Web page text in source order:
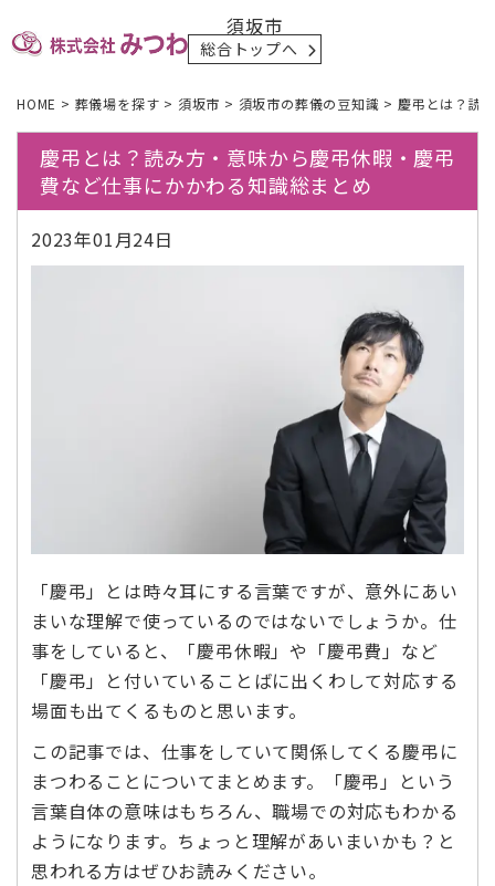
須坂市
総合トップへ
HOME > 葬儀場を探す > 須坂市 > 須坂市の葬儀の豆知識 > 慶弔とは？読
慶弔とは？読み方・意味から慶弔休暇・慶弔
費など仕事にかかわる知識総まとめ
2023年01月24日
「慶弔」とは時々耳にする言葉ですが、意外にあい
まいな理解で使っているのではないでしょうか。仕
事をしていると、「慶弔休暇」や「慶弔費」など
「慶弔」と付いていることばに出くわして対応する
場面も出てくるものと思います。
この記事では、仕事をしていて関係してくる慶弔に
まつわることについてまとめます。「慶弔」という
言葉自体の意味はもちろん、職場での対応もわかる
ようになります。ちょっと理解があいまいかも？と
思われる方はぜひお読みください。